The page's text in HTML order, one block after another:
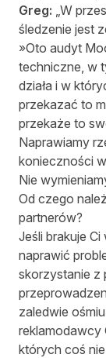
Greg: „W
śledzenie jest
»Oto audyt
techniczne, w
działa i w
przekazać to
przekaże to
Naprawiamy
konieczności
Nie
Od czego
partnerów?
Jeśli brakuje
naprawić
skorzystanie z
zaledwie
reklamodawcy
których coś nie